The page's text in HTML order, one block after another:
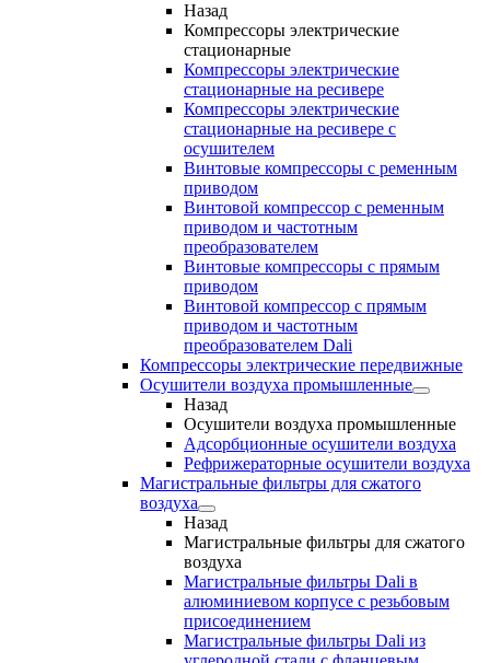
Назад
Компрессоры электрические
стационарные
Компрессоры электрические
стационарные на ресивере
Компрессоры электрические
стационарные на ресивере с
осушителем
Винтовые компрессоры с ременным
приводом
Винтовой компрессор с ременным
приводом и частотным
преобразователем
Винтовые компрессоры с прямым
приводом
Винтовой компрессор с прямым
приводом и частотным
преобразователем Dali
Компрессоры электрические передвижные
Осушители воздуха промышленные
Назад
Осушители воздуха промышленные
Адсорбционные осушители воздуха
Рефрижераторные осушители воздуха
Магистральные фильтры для сжатого
воздуха
Назад
Магистральные фильтры для сжатого
воздуха
Магистральные фильтры Dali в
алюминиевом корпусе с резьбовым
присоединением
Магистральные фильтры Dali из